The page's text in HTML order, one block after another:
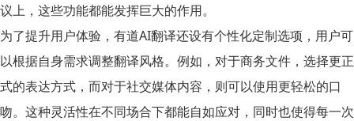
议上，这些功能都能发挥巨大的作用。
为了提升用户体验，有道AI翻译还设有个性化定制选项，用户可
以根据自身需求调整翻译风格。例如，对于商务文件，选择更正
式的表达方式，而对于社交媒体内容，则可以使用更轻松的口
吻。这种灵活性在不同场合下都能自如应对，同时也使得每一次